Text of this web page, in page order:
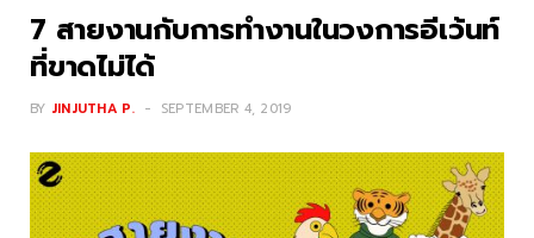
7 สายงานกับการทำงานในวงการอีเว้นท์
ที่ขาดไม่ได้
BY JINJUTHA P. SEPTEMBER 4, 2019